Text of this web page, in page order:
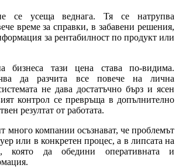
се усеща веднага. Тя се натрупва
време за справки, в забавени решения,
за рентабилност по продукт или
бизнеса тази цена става по-видима.
да разчита все повече на лична
не дава достатъчно бърз и ясен
контрол се превръща в допълнително
резултат от работата.
много компании осъзнават, че проблемът
или в конкретен процес, а в липсата на
която да обедини оперативната и